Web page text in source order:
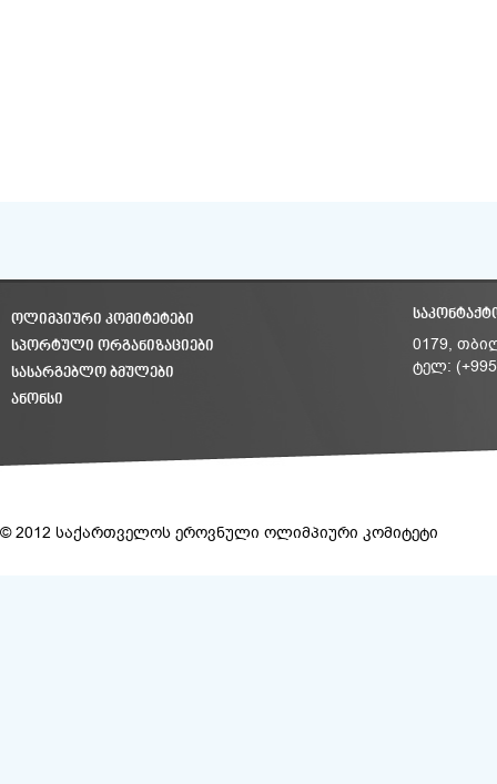
ᲝᲚᲘᲛᲞᲘᲣᲠᲘ ᲙᲝᲛᲘᲢᲔᲢᲔᲑᲘ
ᲡᲞᲝᲠᲢᲣᲚᲘ ᲝᲠᲒᲐᲜᲘᲖᲐᲪᲘᲔᲑᲘ
ᲡᲐᲡᲐᲠᲒᲔᲑᲚᲝ ᲑᲛᲣᲚᲔᲑᲘ
ᲐᲜᲝᲜᲡᲘ
0179,
ტელ: (+995
© 2012 საქართველოს ეროვნული ოლიმპიური კომიტეტი